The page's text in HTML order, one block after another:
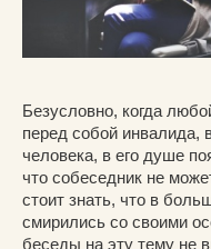
Безусловно, когда
перед собой инвалида,
человека, в его душе
что собеседник не
стоит знать, что в
смирились со своими
беседы на эту тему не